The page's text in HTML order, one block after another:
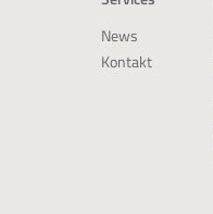
News
Kontakt